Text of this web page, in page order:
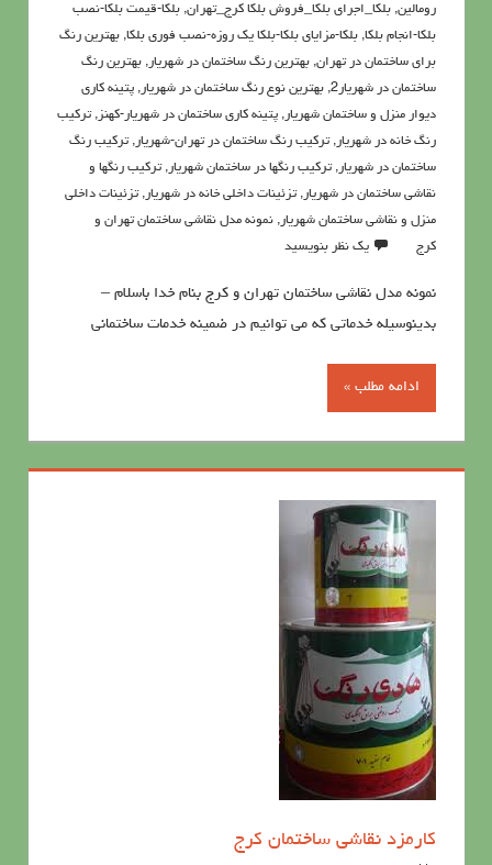
رومالین, بلکا_اجرای بلکا_فروش بلکا کرج_تهران, بلکا-قیمت بلکا-نصب
بلکا-انجام بلکا, بلکا-مزایای بلکا-بلکا یک روزه-نصب فوری بلکا, بهترین رنگ
برای ساختمان در تهران, بهترین رنگ ساختمان در شهریار , بهترین رنگ
ساختمان در شهریار2
, بهترین نوع رنگ ساختمان در شهریار , پتينه کاري
ديوار منزل و ساختمان شهریار , پتینه کاری ساختمان در شهریار-کهنز ,تركيب
رنگ خانه در شهریار ,تركيب رنگ ساختمان در تهران-شهریار ,ترکیب رنگ
ساختمان در شهریار ,ترکیب رنگها در ساختمان شهریار ,ترکیب رنگها و
نقاشی ساختمان در شهریار ,تزئینات داخلی خانه در شهریار ,تزئینات داخلی
منزل و نقاشی ساختمان شهریار , نمونه مدل نقاشي ساختمان تهران و
کرج
یک نظر بنویسید
نمونه مدل نقاشي ساختمان تهران و کرج بنام خدا باسلام –
بدینوسیله خدماتی که می توانیم در ضمینه خدمات ساختمانی
ادامه مطلب »
کارمزد نقاشی ساختمان کرج